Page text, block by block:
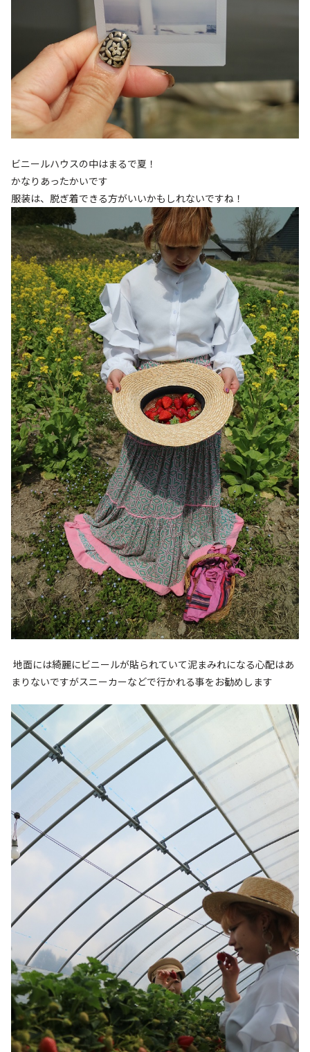
ビニールハウスの中はまるで夏！
かなりあったかいです
服装は、脱ぎ着できる方がいいかもしれないですね！
地面には綺麗にビニールが貼られていて泥まみれになる心配はあ
まりないですがスニーカーなどで行かれる事をお勧めします